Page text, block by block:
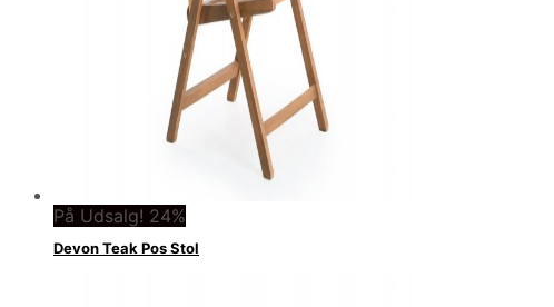
På Udsalg! 24%
Devon Teak Pos Stol